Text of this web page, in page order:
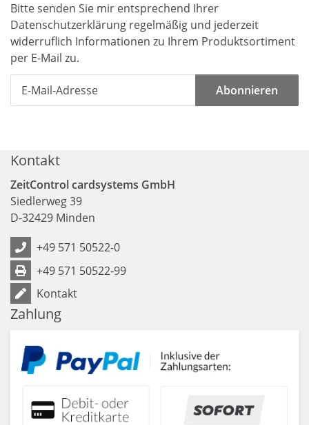
Bitte senden Sie mir entsprechend Ihrer
Datenschutzerklärung regelmäßig und jederzeit
widerruflich Informationen zu Ihrem Produktsortiment
per E-Mail zu.
Abonnieren
Kontakt
ZeitControl cardsystems GmbH
Siedlerweg 39
D-32429 Minden
+49 571 50522-0
+49 571 50522-99
Kontakt
Zahlung